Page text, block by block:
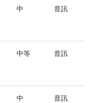
中 音訊
中等 音訊
中 音訊